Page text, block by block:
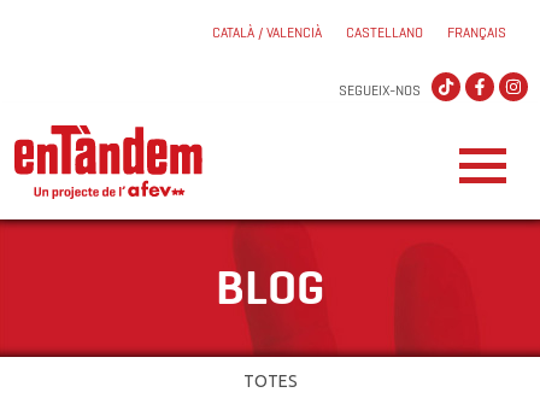
CATALÀ / VALENCIÀ CASTELLANO FRANÇAIS
SEGUEIX-NOS
BLOG
TOTES